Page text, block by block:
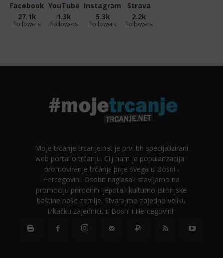
Facebook
27.1k
Followers
YouTube
1.3k
Followers
Instagram
5.3k
Followers
Strava
2.2k
Followers
Moje trčanje trcanje.net je prvi bh specijalizirani
web portal o trčanju. Cilj nam je popularizacija i
promoviranje trčanja prije svega u Bosni i
Hercegovini. Osobit naglasak stavljamo na
promociju prirodnih ljepota i kulturno-istorijske
baštine naše zemlje. Stvarajmo zajedno veliku
trkačku zajednicu u Bosni i Hercegovini!